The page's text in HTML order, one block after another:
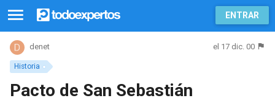
ENTRAR
Historia
denet el 17 dic. 00
Pacto de San Sebastián